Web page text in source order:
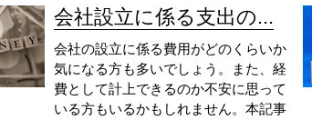
会社設立に係る支出の...
会社の設立に係る費用がどのくらいか
気になる方も多いでしょう。また、経
費として計上できるのか不安に思って
いる方もいるかもしれません。本記事